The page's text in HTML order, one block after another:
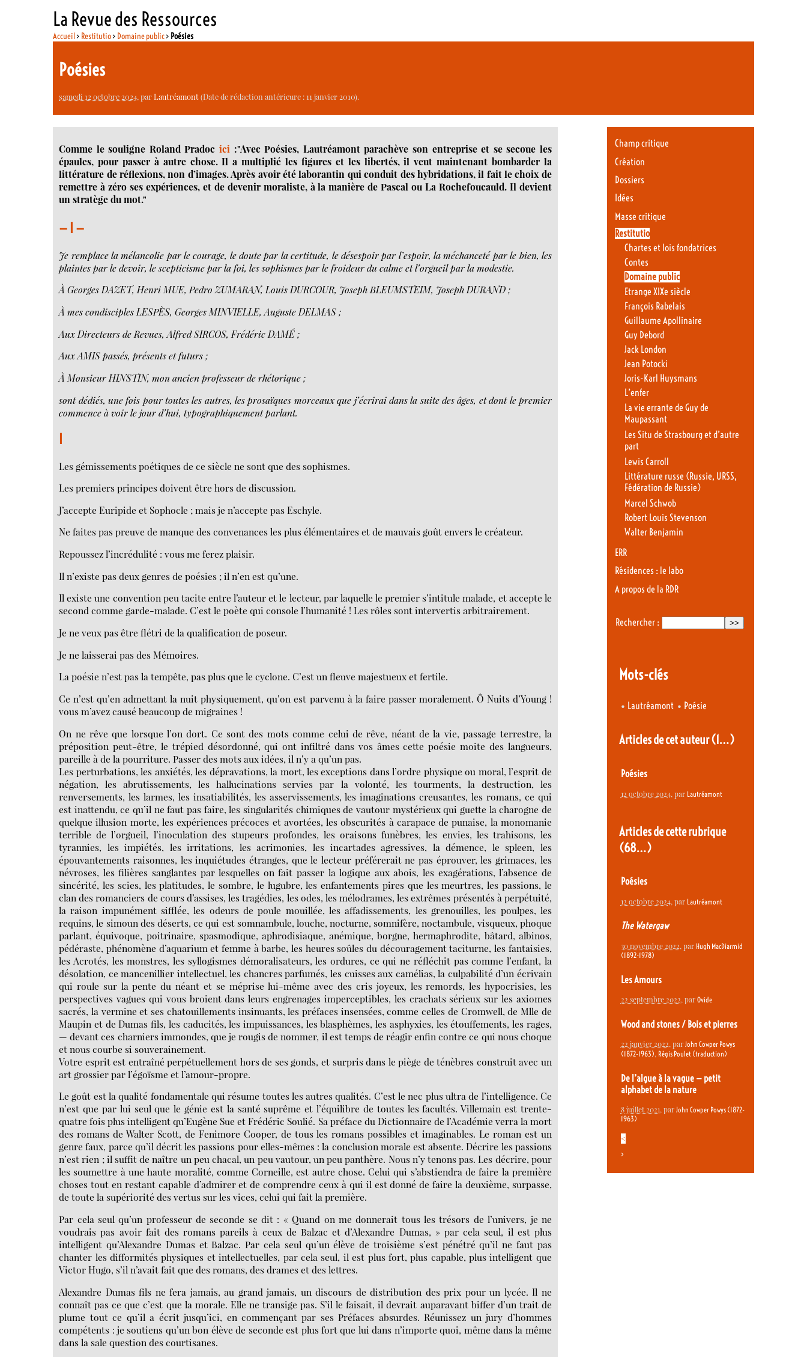
La Revue des Ressources
Accueil> Restitutio> Domaine public> Poésies
Poésies
samedi 12 octobre 2024, parLautréamont(Date de rédaction antérieure : 11 janvier 2010).
Comme le souligne Roland Pradocici :"Avec Poésies, Lautréamont parachève son entreprise et se secoue les
épaules, pour passer à autre chose. Il a multiplié les figures et les libertés, il veut maintenant bombarder la
littérature de réflexions, non d’images. Après avoir été laborantin qui conduit des hybridations, il fait le choix de
remettre à zéro ses expériences, et de devenir moraliste, à la manière de Pascal ou La Rochefoucauld. Il devient
un stratège du mot."
— I —
Je remplace la mélancolie par le courage, le doute par la certitude, le désespoir par l’espoir, la méchanceté par le bien, les
plaintes par le devoir, le scepticisme par la foi, les sophismes par le froideur du calme et l’orgueil par la modestie.
À Georges DAZET, Henri MUE, Pedro ZUMARAN, Louis DURCOUR, Joseph BLEUMSTEIM, Joseph DURAND ;
À mes condisciples LESPÈS, Georges MINVIELLE, Auguste DELMAS ;
Aux Directeurs de Revues, Alfred SIRCOS, Frédéric DAMÉ ;
Aux AMIS passés, présents et futurs ;
À Monsieur HINSTIN, mon ancien professeur de rhétorique ;
sont dédiés, une fois pour toutes les autres, les prosaïques morceaux que j’écrirai dans la suite des âges, et dont le premier
commence à voir le jour d’hui, typographiquement parlant.
I
Les gémissements poétiques de ce siècle ne sont que des sophismes.
Les premiers principes doivent être hors de discussion.
J’accepte Euripide et Sophocle ; mais je n’accepte pas Eschyle.
Ne faites pas preuve de manque des convenances les plus élémentaires et de mauvais goût envers le créateur.
Repoussez l’incrédulité : vous me ferez plaisir.
Il n’existe pas deux genres de poésies ; il n’en est qu’une.
Il existe une convention peu tacite entre l’auteur et le lecteur, par laquelle le premier s’intitule malade, et accepte le
second comme garde-malade. C’est le poète qui console l’humanité ! Les rôles sont intervertis arbitrairement.
Je ne veux pas être flétri de la qualification de poseur.
Je ne laisserai pas des Mémoires.
La poésie n’est pas la tempête, pas plus que le cyclone. C’est un fleuve majestueux et fertile.
Ce n’est qu’en admettant la nuit physiquement, qu’on est parvenu à la faire passer moralement. Ô Nuits d’Young !
vous m’avez causé beaucoup de migraines !
On ne rêve que lorsque l’on dort. Ce sont des mots comme celui de rêve, néant de la vie, passage terrestre, la
préposition peut-être, le trépied désordonné, qui ont infiltré dans vos âmes cette poésie moite des langueurs,
pareille à de la pourriture. Passer des mots aux idées, il n’y a qu’un pas.
Les perturbations, les anxiétés, les dépravations, la mort, les exceptions dans l’ordre physique ou moral, l’esprit de
négation, les abrutissements, les hallucinations servies par la volonté, les tourments, la destruction, les
renversements, les larmes, les insatiabilités, les asservissements, les imaginations creusantes, les romans, ce qui
est inattendu, ce qu’il ne faut pas faire, les singularités chimiques de vautour mystérieux qui guette la charogne de
quelque illusion morte, les expériences précoces et avortées, les obscurités à carapace de punaise, la monomanie
terrible de l’orgueil, l’inoculation des stupeurs profondes, les oraisons funèbres, les envies, les trahisons, les
tyrannies, les impiétés, les irritations, les acrimonies, les incartades agressives, la démence, le spleen, les
épouvantements raisonnes, les inquiétudes étranges, que le lecteur préférerait ne pas éprouver, les grimaces, les
névroses, les filières sanglantes par lesquelles on fait passer la logique aux abois, les exagérations, l’absence de
sincérité, les scies, les platitudes, le sombre, le lugubre, les enfantements pires que les meurtres, les passions, le
clan des romanciers de cours d’assises, les tragédies, les odes, les mélodrames, les extrêmes présentés à perpétuité,
la raison impunément sifflée, les odeurs de poule mouillée, les affadissements, les grenouilles, les poulpes, les
requins, le simoun des déserts, ce qui est somnambule, louche, nocturne, somnifère, noctambule, visqueux, phoque
parlant, équivoque, poitrinaire, spasmodique, aphrodisiaque, anémique, borgne, hermaphrodite, bâtard, albinos,
pédéraste, phénomène d’aquarium et femme à barbe, les heures soûles du découragement taciturne, les fantaisies,
les Acrotés, les monstres, les syllogismes démoralisateurs, les ordures, ce qui ne réfléchit pas comme l’enfant, la
désolation, ce mancenillier intellectuel, les chancres parfumés, les cuisses aux camélias, la culpabilité d’un écrivain
qui roule sur la pente du néant et se méprise lui-même avec des cris joyeux, les remords, les hypocrisies, les
perspectives vagues qui vous broient dans leurs engrenages imperceptibles, les crachats sérieux sur les axiomes
sacrés, la vermine et ses chatouillements insinuants, les préfaces insensées, comme celles de Cromwell, de Mlle de
Maupin et de Dumas fils, les caducités, les impuissances, les blasphèmes, les asphyxies, les étouffements, les rages,
— devant ces charniers immondes, que je rougis de nommer, il est temps de réagir enfin contre ce qui nous choque
et nous courbe si souverainement.
Votre esprit est entraîné perpétuellement hors de ses gonds, et surpris dans le piège de ténèbres construit avec un
art grossier par l’égoïsme et l’amour-propre.
Le goût est la qualité fondamentale qui résume toutes les autres qualités. C’est le nec plus ultra de l’intelligence. Ce
n’est que par lui seul que le génie est la santé suprême et l’équilibre de toutes les facultés. Villemain est trente-
quatre fois plus intelligent qu’Eugène Sue et Frédéric Soulié. Sa préface du Dictionnaire de l’Académie verra la mort
des romans de Walter Scott, de Fenimore Cooper, de tous les romans possibles et imaginables. Le roman est un
genre faux, parce qu’il décrit les passions pour elles-mêmes : la conclusion morale est absente. Décrire les passions
n’est rien ; il suffit de naître un peu chacal, un peu vautour, un peu panthère. Nous n’y tenons pas. Les décrire, pour
les soumettre à une haute moralité, comme Corneille, est autre chose. Celui qui s’abstiendra de faire la première
choses tout en restant capable d’admirer et de comprendre ceux à qui il est donné de faire la deuxième, surpasse,
de toute la supériorité des vertus sur les vices, celui qui fait la première.
Par cela seul qu’un professeur de seconde se dit : « Quand on me donnerait tous les trésors de l’univers, je ne
voudrais pas avoir fait des romans pareils à ceux de Balzac et d’Alexandre Dumas, » par cela seul, il est plus
intelligent qu’Alexandre Dumas et Balzac. Par cela seul qu’un élève de troisième s’est pénétré qu’il ne faut pas
chanter les difformités physiques et intellectuelles, par cela seul, il est plus fort, plus capable, plus intelligent que
Victor Hugo, s’il n’avait fait que des romans, des drames et des lettres.
Alexandre Dumas fils ne fera jamais, au grand jamais, un discours de distribution des prix pour un lycée. Il ne
connaît pas ce que c’est que la morale. Elle ne transige pas. S’il le faisait, il devrait auparavant biffer d’un trait de
plume tout ce qu’il a écrit jusqu’ici, en commençant par ses Préfaces absurdes. Réunissez un jury d’hommes
compétents : je soutiens qu’un bon élève de seconde est plus fort que lui dans n’importe quoi, même dans la même
dans la sale question des courtisanes.
Champ critique
Création
Dossiers
Idées
Masse critique
Restitutio
Chartes et lois fondatrices
Contes
Domaine public
Etrange XIXe siècle
François Rabelais
Guillaume Apollinaire
Guy Debord
Jack London
Jean Potocki
Joris-Karl Huysmans
L’enfer
La vie errante de Guy de
Maupassant
Les Situ de Strasbourg et d’autre
part
Lewis Carroll
Littérature russe (Russie, URSS,
Fédération de Russie)
Marcel Schwob
Robert Louis Stevenson
Walter Benjamin
ERR
Résidences : le labo
A propos de la RDR
Rechercher :
Mots-clés
• Lautréamont • Poésie
Articles de cet auteur(1…)
Poésies
12 octobre 2024, par Lautréamont
Articles de cette rubrique
(68…)
Poésies
12 octobre 2024, par Lautréamont
The Watergaw
30 novembre 2022, par Hugh MacDiarmid
(1892-1978)
Les Amours
22 septembre 2022, par Ovide
Wood and stones / Bois et pierres
22 janvier 2022, par John Cowper Powys
(1872-1963), Régis Poulet (traduction)
De l’algue à la vague — petit
alphabet de la nature
8 juillet 2021, par John Cowper Powys (1872-
1963)
<
>